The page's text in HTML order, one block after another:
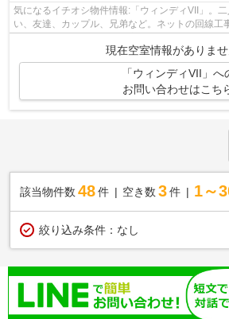
気になるイチオシ物件情報:「ウィンディVII」。
い、友達、カップル、兄弟など。ネットの回線工
にパソコンが使えます。お家を移り住...
現在空室情報がありませ
「ウィンディVII」へ
お問い合わせはこち
該当物件数 48件 空き数 3 件 1～
絞り込み条件： なし